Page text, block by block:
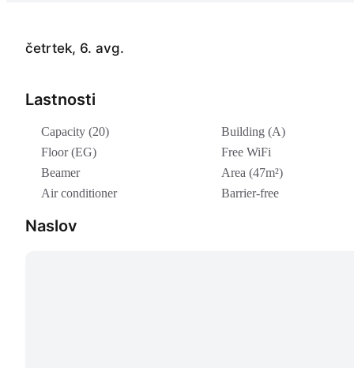
četrtek, 6. avg.
Lastnosti
Capacity (20)
Building (A)
Floor (EG)
Free WiFi
Beamer
Area (47m²)
Air conditioner
Barrier-free
Naslov